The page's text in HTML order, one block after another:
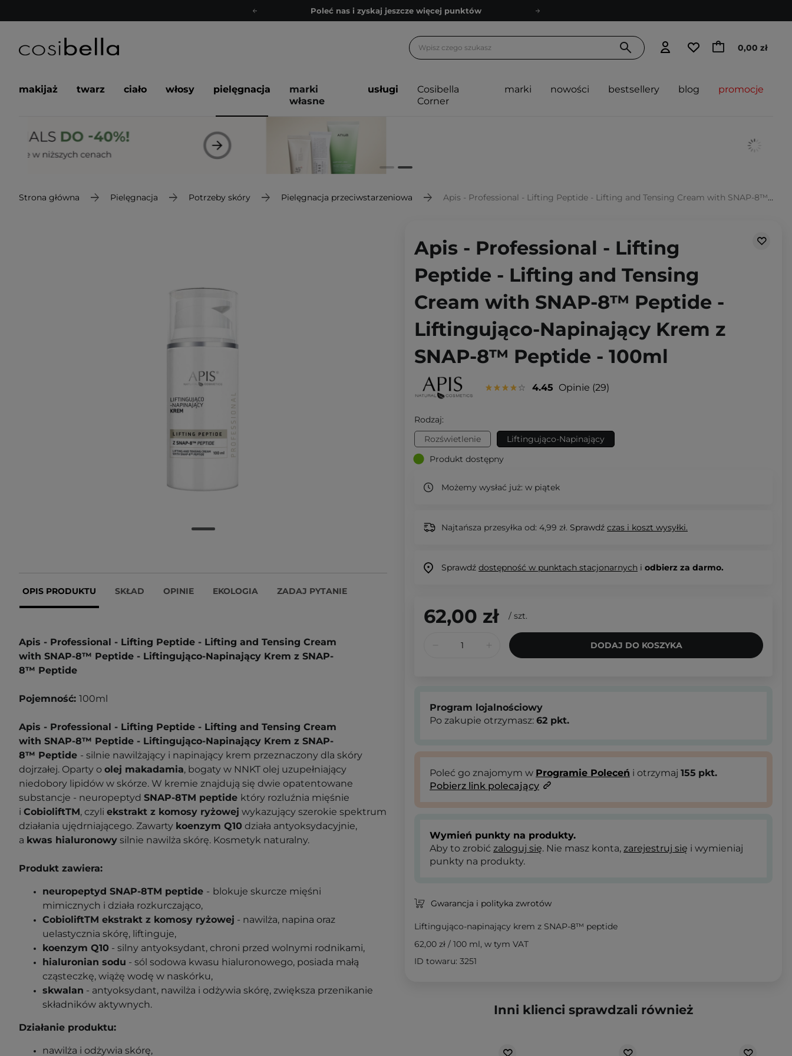
Poleć nas i zyskaj jeszcze więcej punktów
Bezpłatne konsultacje kosmetologiczne
Poleć nas i zyskaj jeszcze więcej punktów
0,00 zł
makijaż twarz ciało włosy pielęgnacja
marki
własne
usługi
Cosibella
Corner
marki nowości bestsellery blog promocje
Strona główna Pielęgnacja Potrzeby skóry Pielęgnacja przeciwstarzeniowa Apis - Professional - Lifting Peptide - Lifting and Tensing Cream with SNAP-8™ Peptide - Liftingująco-Napinający Krem z SNAP-8™ Peptide - 100ml
OPIS PRODUKTU SKŁAD OPINIE EKOLOGIA ZADAJ PYTANIE
Apis - Professional - Lifting Peptide - Lifting and Tensing Cream
with SNAP-8™ Peptide - Liftingująco-Napinający Krem z SNAP-
8™ Peptide
Pojemność: 100ml
Apis - Professional - Lifting Peptide - Lifting and Tensing Cream
with SNAP-8™ Peptide - Liftingująco-Napinający Krem z SNAP-
8™ Peptide - silnie nawilżający i napinający krem przeznaczony dla skóry
dojrzałej. Oparty o olej makadamia, bogaty w NNKT olej uzupełniający
niedobory lipidów w skórze. W kremie znajdują się dwie opatentowane
substancje - neuropeptyd SNAP-8TM peptide który rozluźnia mięśnie
i CobioliftTM, czyli ekstrakt z komosy ryżowej wykazujący szerokie spektrum
działania ujędrniającego. Zawarty koenzym Q10 działa antyoksydacyjnie,
a kwas hialuronowy silnie nawilża skórę. Kosmetyk naturalny.
Produkt zawiera:
neuropeptyd SNAP-8TM peptide - blokuje skurcze mięśni
mimicznych i działa rozkurczająco,
CobioliftTM ekstrakt z komosy ryżowej - nawilża, napina oraz
uelastycznia skórę, liftinguje,
koenzym Q10 - silny antyoksydant, chroni przed wolnymi rodnikami,
hialuronian sodu - sól sodowa kwasu hialuronowego, posiada małą
cząsteczkę, wiążę wodę w naskórku,
skwalan - antyoksydant, nawilża i odżywia skórę, zwiększa przenikanie
składników aktywnych.
Działanie produktu:
nawilża i odżywia skórę,
Apis - Professional - Lifting
Peptide - Lifting and Tensing
Cream with SNAP-8™ Peptide -
Liftingująco-Napinający Krem z
SNAP-8™ Peptide - 100ml
4.45 Opinie 29
Rodzaj:
Rozświetlenie
Liftingująco-Napinający
Produkt dostępny
Możemy wysłać już: w piątek
Najtańsza przesyłka od: 4,99 zł. Sprawdź czas i koszt wysyłki.
Sprawdź dostępność w punktach stacjonarnych i odbierz za darmo.
62,00 zł / szt.
DODAJ DO KOSZYKA
Program lojalnościowy
Po zakupie otrzymasz: 62 pkt.
Poleć go znajomym w Programie Poleceń i otrzymaj 155 pkt.
Pobierz link polecający
Wymień punkty na produkty.
Aby to zrobić zaloguj się. Nie masz konta, zarejestruj się i wymieniaj
punkty na produkty.
Gwarancja i polityka zwrotów
Liftingująco-napinający krem z SNAP-8™ peptide
62,00 zł / 100 ml, w tym VAT
ID towaru: 3251
Inni klienci sprawdzali również